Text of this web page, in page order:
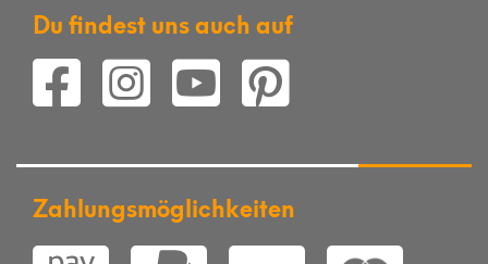
Du findest uns auch auf
Zahlungsmöglichkeiten